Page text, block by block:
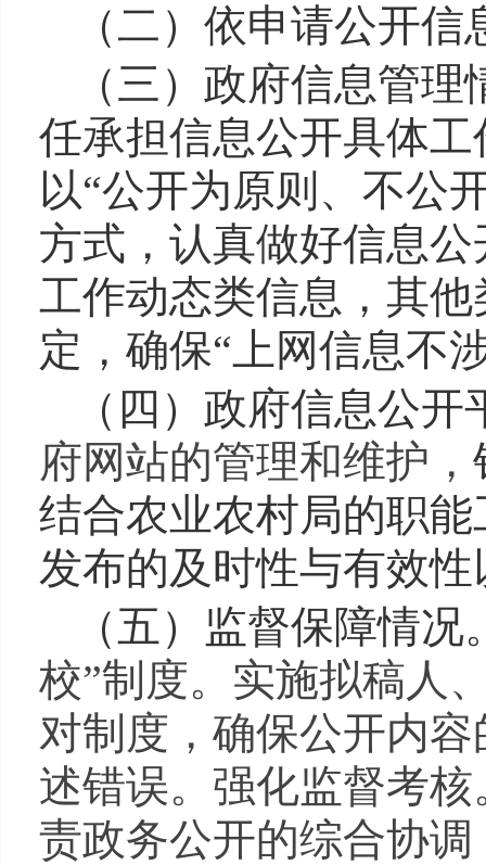
（二）依申请公开
（三）政府信息管
任承担信息公开具体
以“公开为原则、不公
方式，认真做好信息
工作动态类信息，其
定，确保“上网信息不
（四）政府信息公
府网站的管理和维护，
结合农业农村局的职
发布的及时性与有效
（五）监督保障情
校”制度。实施拟稿人
对制度，确保公开内
述错误。强化监督考
责政务公开的综合协